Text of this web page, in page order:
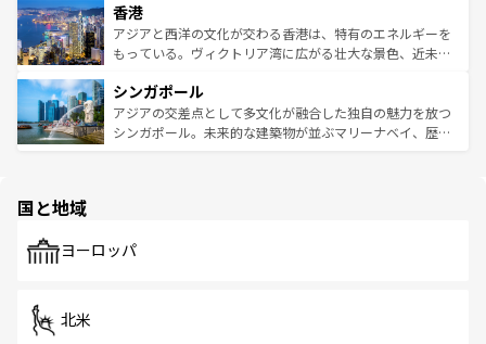
とつ。フォーやバインミー、ベトナムコーヒーなどは、ぜ
ひ現地で味わいたい。どの地域を訪れてもあたたかい人々
が旅行者を迎えてくれるので、きっと忘れられない旅にな
参照してほしい。
の活気が交差している。北部ではチェンマイなどの山岳地
帯で自然と触れ合い、南部ではプーケットやクラビの美し
いビーチでリゾート気分を楽しむことができる。タイ料理
激する。気候は一年中温暖で、どの季節にも異なる楽しみ
が待っている。親しみやすいタイの人々、仏教を中心とし
た文化、そして多様な観光資源が、訪れる旅人を魅了し続
香港
アジアと西洋の文化が交わる香港は、特有のエネルギーを
もっている。ヴィクトリア湾に広がる壮大な景色、近未来
み、どこを訪れても感動するはず。観光スポットが密集し
ており、効率よく見どころを回れるのも魅力。息をのむよ
うな絶景から文化的な体験まで、香港を存分に楽しみ尽く
シンガポール
アジアの交差点として多文化が融合した独自の魅力を放つ
シンガポール。未来的な建築物が並ぶマリーナベイ、歴史
で、ホーカーズは地元の風情を楽しめる外せないスポット
国と地域
ヨーロッパ
北米